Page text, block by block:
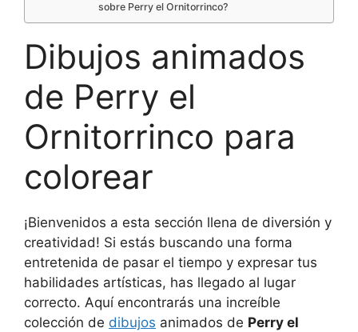
sobre Perry el Ornitorrinco?
Dibujos animados
de Perry el
Ornitorrinco para
colorear
¡Bienvenidos a esta sección llena de diversión y
creatividad! Si estás buscando una forma
entretenida de pasar el tiempo y expresar tus
habilidades artísticas, has llegado al lugar
correcto. Aquí encontrarás una increíble
colección de dibujos animados de Perry el